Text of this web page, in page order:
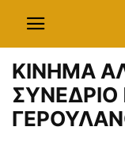
ΚΙΝΗΜΑ